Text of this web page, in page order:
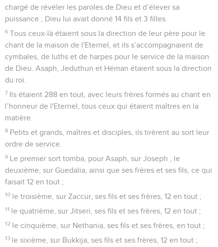
chargé de révéler les paroles de Dieu et d’élever sa
puissance ; Dieu lui avait donné 14 fils et 3 filles.
6 Tous ceux-là étaient sous la direction de leur père pour le
chant de la maison de l'Eternel, et ils s’accompagnaient de
cymbales, de luths et de harpes pour le service de la maison
de Dieu. Asaph, Jeduthun et Héman étaient sous la direction
du roi.
7 Ils étaient 288 en tout, avec leurs frères formés au chant en
l’honneur de l'Eternel, tous ceux qui étaient maîtres en la
matière.
8 Petits et grands, maîtres et disciples, ils tirèrent au sort leur
ordre de service.
9 Le premier sort tomba, pour Asaph, sur Joseph ; le
deuxième, sur Guedalia, ainsi que ses frères et ses fils, ce qui
faisait 12 en tout ;
10 le troisième, sur Zaccur, ses fils et ses frères, 12 en tout ;
11 le quatrième, sur Jitseri, ses fils et ses frères, 12 en tout ;
12 le cinquième, sur Nethania, ses fils et ses frères, en tout ;
13 le sixième, sur Bukkija, ses fils et ses frères, 12 en tout ;